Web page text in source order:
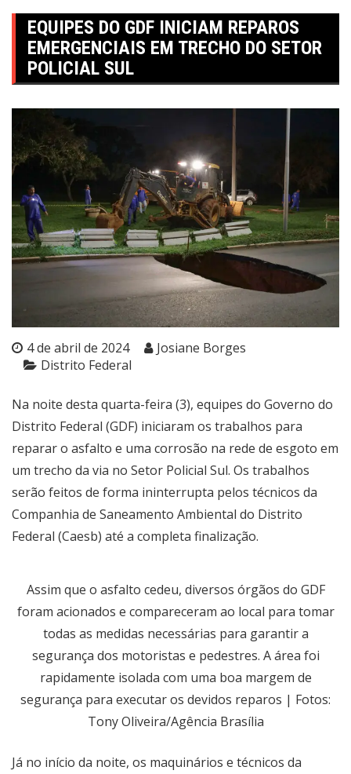
EQUIPES DO GDF INICIAM REPAROS
EMERGENCIAIS EM TRECHO DO SETOR
POLICIAL SUL
4 de abril de 2024
Josiane Borges
Distrito Federal
Na noite desta quarta-feira (3), equipes do Governo do
Distrito Federal (GDF) iniciaram os trabalhos para
reparar o asfalto e uma corrosão na rede de esgoto em
um trecho da via no Setor Policial Sul. Os trabalhos
serão feitos de forma ininterrupta pelos técnicos da
Companhia de Saneamento Ambiental do Distrito
Federal (Caesb) até a completa finalização.
Assim que o asfalto cedeu, diversos órgãos do GDF
foram acionados e compareceram ao local para tomar
todas as medidas necessárias para garantir a
segurança dos motoristas e pedestres. A área foi
rapidamente isolada com uma boa margem de
segurança para executar os devidos reparos | Fotos:
Tony Oliveira/Agência Brasília
Já no início da noite, os maquinários e técnicos da